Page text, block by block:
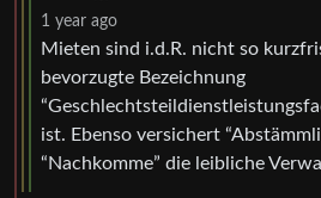
1 year ago
Mieten sind i.d.R. nicht so
bevorzugte Bezeichnung
ist. Ebenso versichert
“Nachkomme” die leibliche